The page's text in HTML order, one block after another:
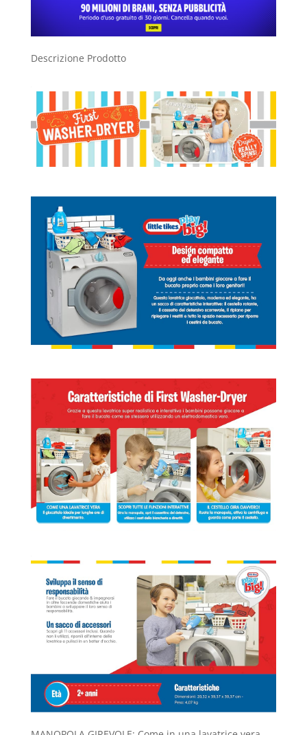
Descrizione Prodotto